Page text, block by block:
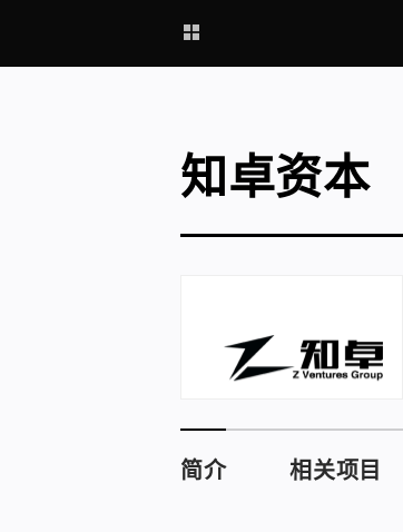
知卓资本
简介 相关项目